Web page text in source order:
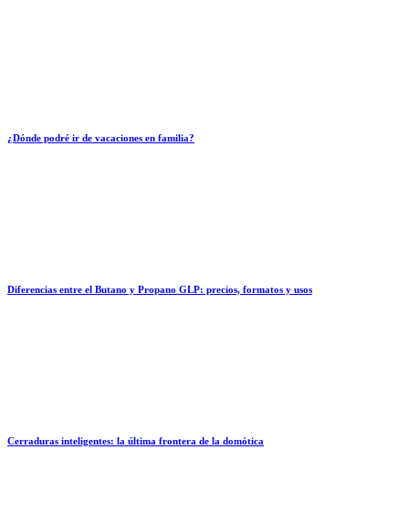
¿Dónde podré ir de vacaciones en familia?
Diferencias entre el Butano y Propano GLP: precios, formatos y usos
Cerraduras inteligentes: la última frontera de la domótica